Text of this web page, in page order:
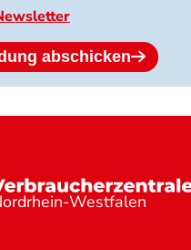
abschicken
Westfalen